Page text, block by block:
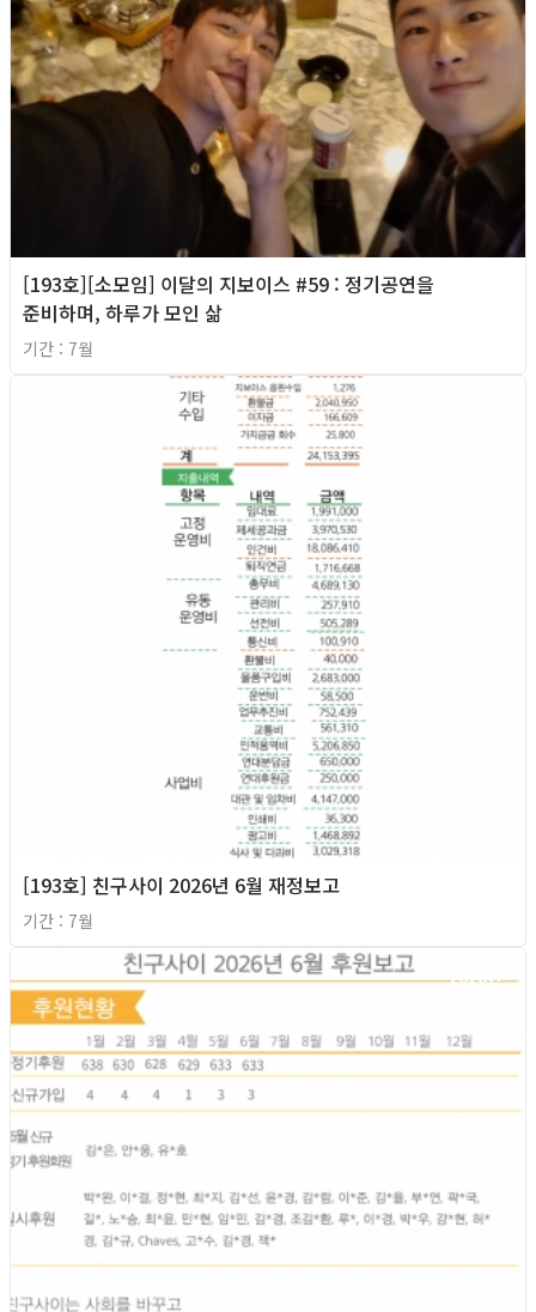
[193호][소모임] 이달의 지보이스 #59 : 정기공연을
준비하며, 하루가 모인 삶
기간 : 7월
[193호] 친구사이 2026년 6월 재정보고
기간 : 7월
2026년